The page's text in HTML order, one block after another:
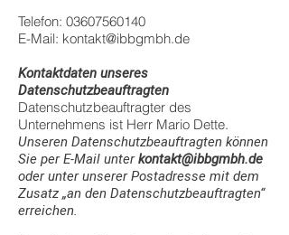
Telefon: 03607560140
E-Mail: kontakt@ibbgmbh.de
Kontaktdaten unseres
Datenschutzbeauftragten
Datenschutzbeauftragter des
Unternehmens ist Herr Mario Dette.
Unseren Datenschutzbeauftragten können
Sie per E-Mail unterkontakt@ibbgmbh.de
oder unter unserer Postadresse mit dem
Zusatz „an den Datenschutzbeauftragten“
erreichen.